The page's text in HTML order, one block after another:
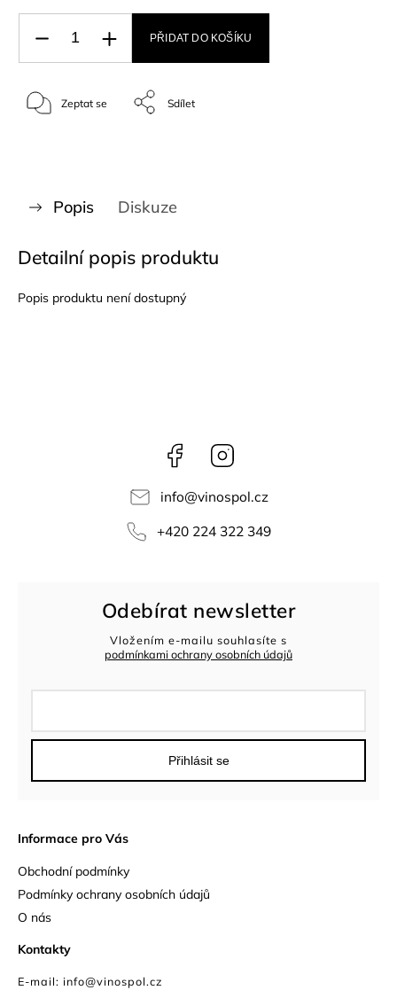
PŘIDAT DO KOŠÍKU
Zeptat se Sdílet
Popis Diskuze
Detailní popis produktu
Popis produktu není dostupný
Facebook
info@vinospol.cz
+420 224 322 349
Odebírat newsletter
Vložením e-mailu souhlasíte s
podmínkami ochrany osobních údajů
Přihlásit se
Informace pro Vás
Obchodní podmínky
Podmínky ochrany osobních údajů
O nás
Kontakty
E-mail: info@vinospol.cz